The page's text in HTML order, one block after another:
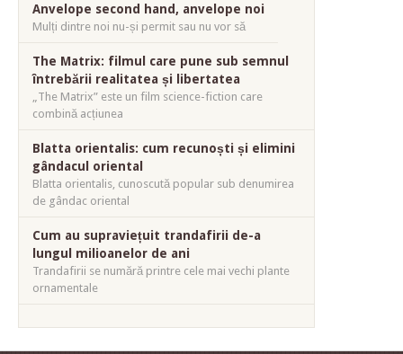
Anvelope second hand, anvelope noi
Mulți dintre noi nu-și permit sau nu vor să
The Matrix: filmul care pune sub semnul
întrebării realitatea și libertatea
„The Matrix” este un film science-fiction care
combină acțiunea
Blatta orientalis: cum recunoști și elimini
gândacul oriental
Blatta orientalis, cunoscută popular sub denumirea
de gândac oriental
Cum au supraviețuit trandafirii de-a
lungul milioanelor de ani
Trandafirii se numără printre cele mai vechi plante
ornamentale